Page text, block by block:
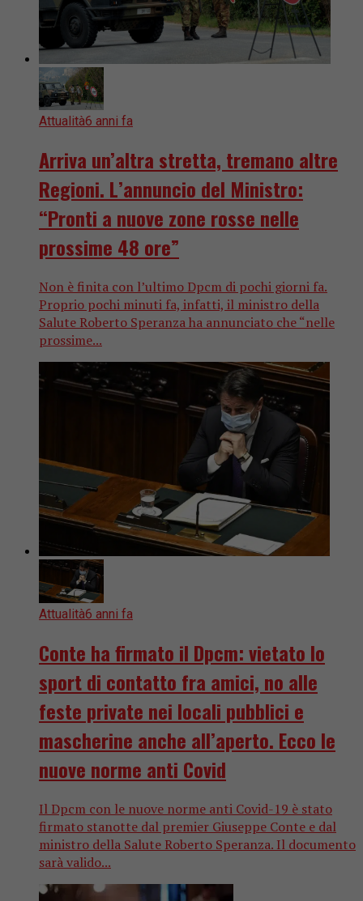
Attualità6 anni fa
Arriva un’altra stretta, tremano altre
Regioni. L’annuncio del Ministro:
“Pronti a nuove zone rosse nelle
prossime 48 ore”
Non è finita con l’ultimo Dpcm di pochi giorni fa.
Proprio pochi minuti fa, infatti, il ministro della
Salute Roberto Speranza ha annunciato che “nelle
prossime...
Attualità6 anni fa
Conte ha firmato il Dpcm: vietato lo
sport di contatto fra amici, no alle
feste private nei locali pubblici e
mascherine anche all’aperto. Ecco le
nuove norme anti Covid
Il Dpcm con le nuove norme anti Covid-19 è stato
firmato stanotte dal premier Giuseppe Conte e dal
ministro della Salute Roberto Speranza. Il documento
sarà valido...